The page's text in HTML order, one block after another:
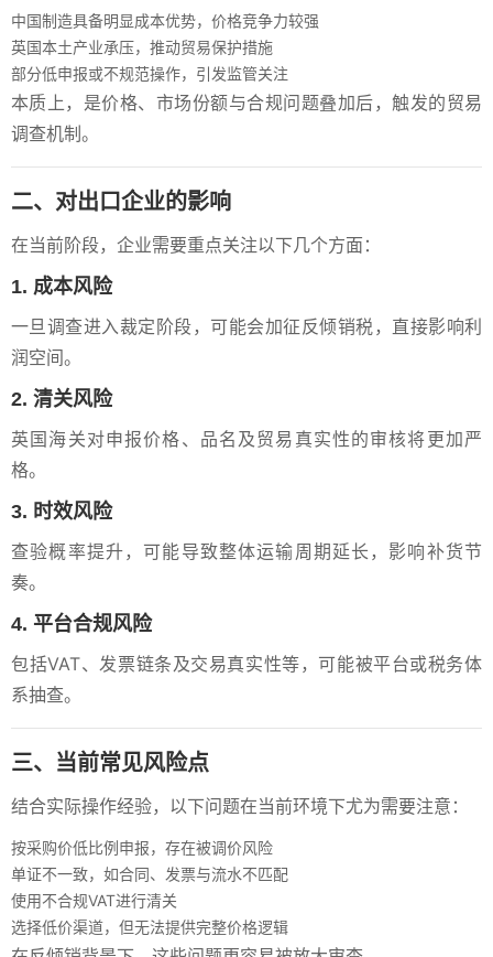
中国制造具备明显成本优势，价格竞争力较强
英国本土产业承压，推动贸易保护措施
部分低申报或不规范操作，引发监管关注
本质上，是价格、市场份额与合规问题叠加后，触发的贸易
调查机制。
二、对出口企业的影响
在当前阶段，企业需要重点关注以下几个方面：
1. 成本风险
一旦调查进入裁定阶段，可能会加征反倾销税，直接影响利
润空间。
2. 清关风险
英国海关对申报价格、品名及贸易真实性的审核将更加严
格。
3. 时效风险
查验概率提升，可能导致整体运输周期延长，影响补货节
奏。
4. 平台合规风险
包括VAT、发票链条及交易真实性等，可能被平台或税务体
系抽查。
三、当前常见风险点
结合实际操作经验，以下问题在当前环境下尤为需要注意：
按采购价低比例申报，存在被调价风险
单证不一致，如合同、发票与流水不匹配
使用不合规VAT进行清关
选择低价渠道，但无法提供完整价格逻辑